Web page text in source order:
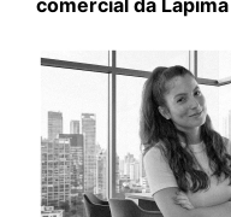
comercial da Lapima